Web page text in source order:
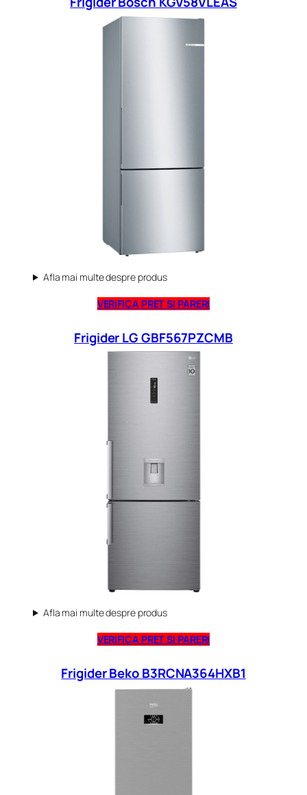
Afla mai multe despre produs
VERIFICA PRET SI PARERI
Frigider LG GBF567PZCMB
Afla mai multe despre produs
VERIFICA PRET SI PARERI
Frigider Beko B3RCNA364HXB1